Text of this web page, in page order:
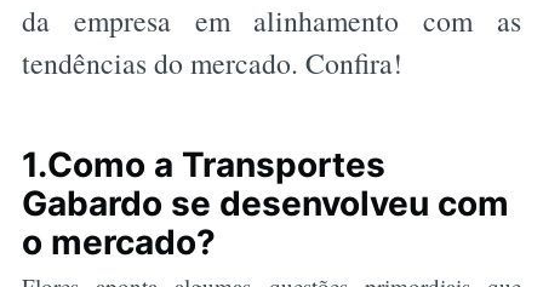
da empresa em alinhamento com as
tendências do mercado. Confira!
1.Como a Transportes
Gabardo se desenvolveu com
o mercado?